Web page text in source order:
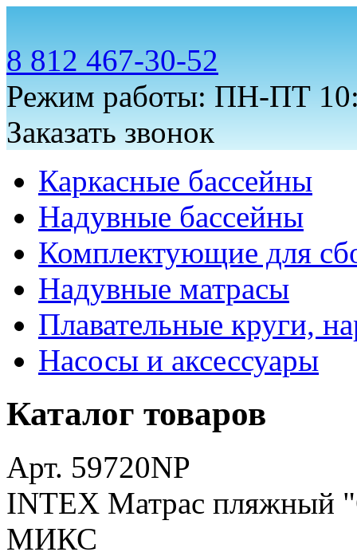
8 812 467-30-52
Режим работы: ПН-ПТ
Заказать звонок
Каркасные бассейны
Надувные бассейны
Комплектующие для
Надувные матрасы
Плавательные круги,
Насосы и аксессуары
Каталог товаров
Арт. 59720NP
INTEX Матрас пляжный
МИКС